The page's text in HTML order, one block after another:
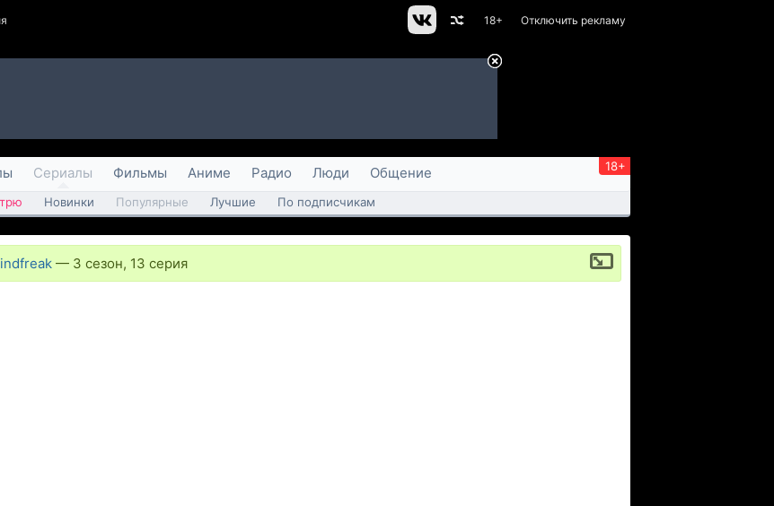
Отключить рекламу
18+
Сериалы Фильмы Аниме Радио Люди Общение 18+
Новинки Популярные Лучшие По подписчикам
— 3 сезон, 13 серия